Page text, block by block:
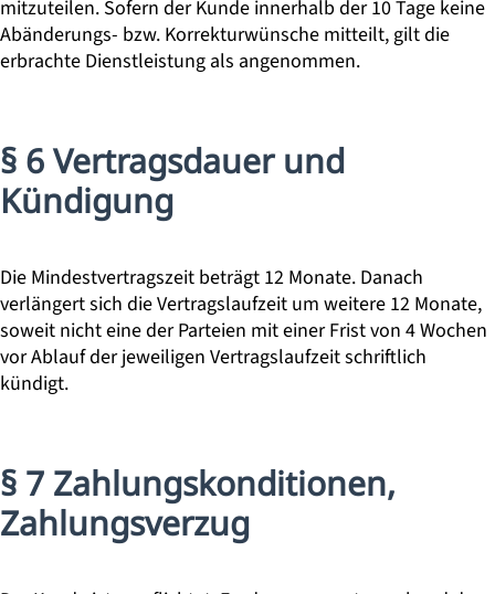
mitzuteilen. Sofern der Kunde innerhalb der 10 Tage keine
Abänderungs- bzw. Korrekturwünsche mitteilt, gilt die
erbrachte Dienstleistung als angenommen.
§ 6 Vertragsdauer und
Kündigung
Die Mindestvertragszeit beträgt 12 Monate. Danach
verlängert sich die Vertragslaufzeit um weitere 12 Monate,
soweit nicht eine der Parteien mit einer Frist von 4 Wochen
vor Ablauf der jeweiligen Vertragslaufzeit schriftlich
kündigt.
§ 7 Zahlungskonditionen,
Zahlungsverzug